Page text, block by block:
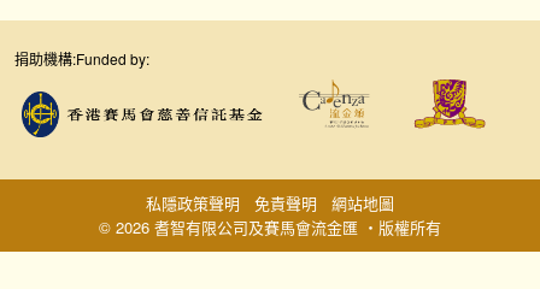
捐助機構:Funded by:
© 2026 耆智有限公司及賽馬會流金匯 ‧版權所有
私隱政策聲明 免責聲明 網站地圖